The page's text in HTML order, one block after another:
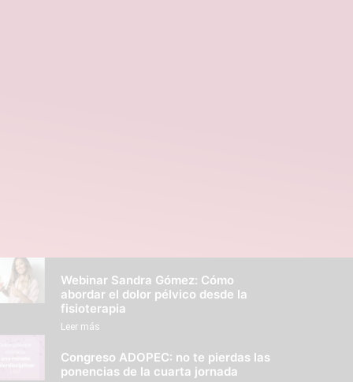
Webinar Sandra Gómez: Cómo
abordar el dolor pélvico desde la
fisioterapia
Leer más
Congreso ADOPEC: no te pierdas las
ponencias de la cuarta jornada